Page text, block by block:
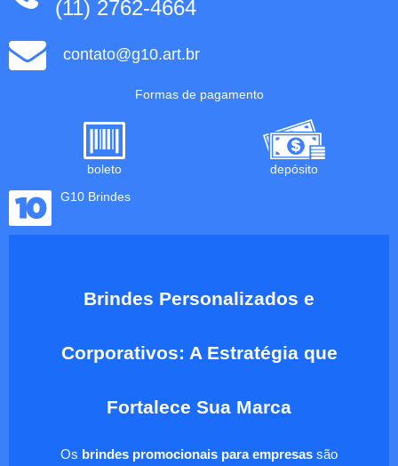
(11) 2762-4664
contato@g10.art.br
Formas de pagamento
boleto
depósito
G10 Brindes
Brindes Personalizados e
Corporativos: A Estratégia que
Fortalece Sua Marca
Os brindes promocionais para empresas são